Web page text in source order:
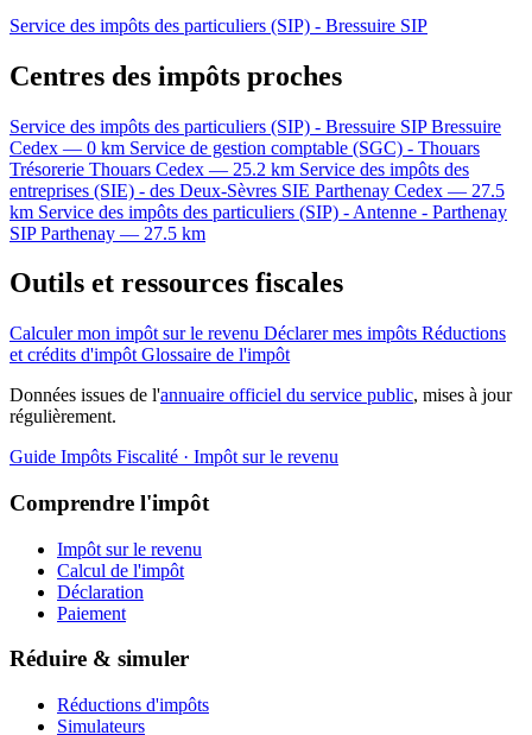
Service des impôts des particuliers (SIP) - Bressuire SIP
Centres des impôts proches
Service des impôts des particuliers (SIP) - Bressuire SIP Bressuire
Cedex — 0 km Service de gestion comptable (SGC) - Thouars
Trésorerie Thouars Cedex — 25.2 km Service des impôts des
entreprises (SIE) - des Deux-Sèvres SIE Parthenay Cedex — 27.5
km Service des impôts des particuliers (SIP) - Antenne - Parthenay
SIP Parthenay — 27.5 km
Outils et ressources fiscales
Calculer mon impôt sur le revenu Déclarer mes impôts Réductions
et crédits d'impôt Glossaire de l'impôt
Données issues de l'annuaire officiel du service public, mises à jour
régulièrement.
Guide Impôts Fiscalité · Impôt sur le revenu
Comprendre l'impôt
Impôt sur le revenu
Calcul de l'impôt
Déclaration
Paiement
Réduire & simuler
Réductions d'impôts
Simulateurs